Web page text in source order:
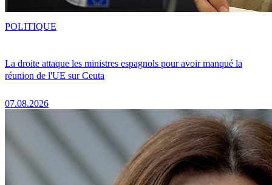
La droite attaque les ministres espagnols pour avoir manqué la
réunion de l'UE sur Ceuta
07.08.2026
POLITIQUE